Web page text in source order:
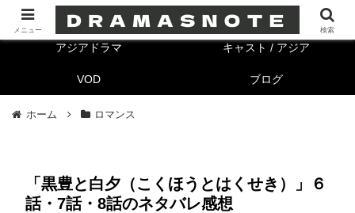
海外ドラマ キャスト/海外
アジアドラマ キャスト / アジア
VOD ブログ
ホーム ロマンス
「黒豊と白夕（こくほうとはくせき）」６
話・7話・8話のネタバレ感想
メニュー 検索